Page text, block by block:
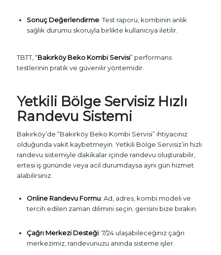
Sonuç Değerlendirme: Test raporu, kombinin anlık
sağlık durumu skoruyla birlikte kullanıcıya iletilir.
TBTT, “Bakırköy Beko Kombi Servisi” performans
testlerinin pratik ve güvenilir yöntemidir.
Yetkili Bölge Servisiz Hızlı
Randevu Sistemi
Bakırköy’de “Bakırköy Beko Kombi Servisi” ihtiyacınız
olduğunda vakit kaybetmeyin. Yetkili Bölge Servisiz’in hızlı
randevu sistemiyle dakikalar içinde randevu oluşturabilir,
ertesi iş gününde veya acil durumdaysa aynı gün hizmet
alabilirsiniz.
Online Randevu Formu: Ad, adres, kombi modeli ve
tercih edilen zaman dilimini seçin; gerisini bize bırakın.
Çağrı Merkezi Desteği: 7/24 ulaşabileceğiniz çağrı
merkezimiz, randevunuzu anında sisteme işler.